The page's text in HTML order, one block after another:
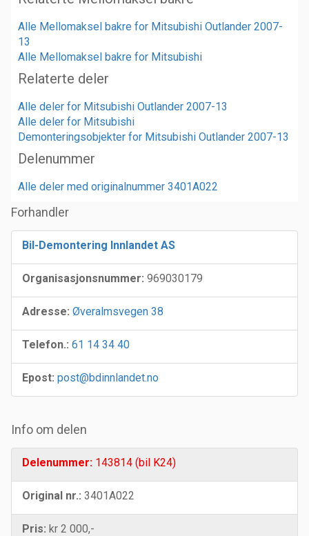
Alle Mellomaksel bakre for Mitsubishi Outlander 2007-
13
Alle Mellomaksel bakre for Mitsubishi
Relaterte deler
Alle deler for Mitsubishi Outlander 2007-13
Alle deler for Mitsubishi
Demonteringsobjekter for Mitsubishi Outlander 2007-13
Delenummer
Alle deler med originalnummer 3401A022
Forhandler
Bil-Demontering Innlandet AS
Organisasjonsnummer: 969030179
Adresse: Øveralmsvegen 38
Telefon.: 61 14 34 40
Epost: post@bdinnlandet.no
Info om delen
Delenummer: 143814 (bil K24)
Original nr.: 3401A022
Pris: kr 2 000,-